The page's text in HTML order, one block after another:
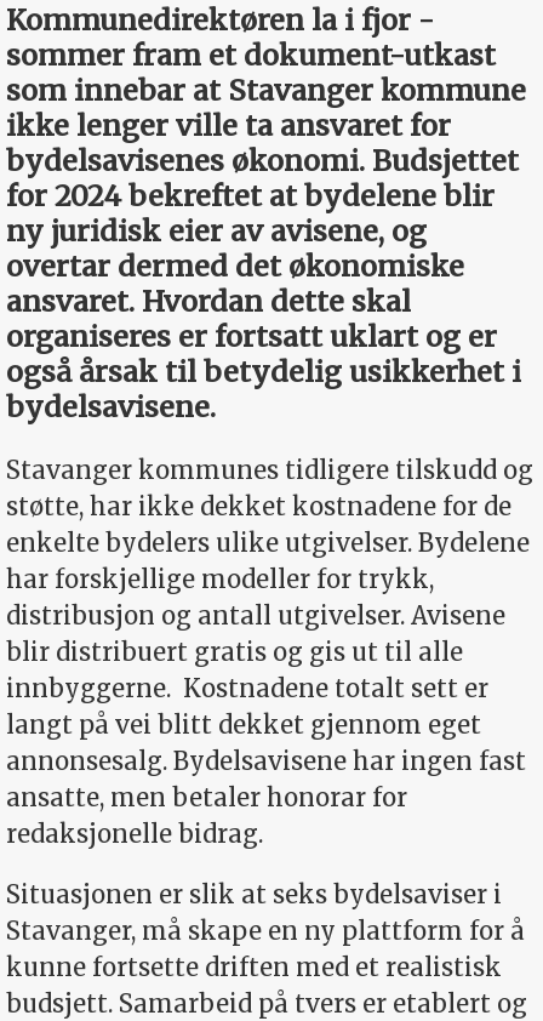
Kommunedirektøren la i fjor ­
sommer fram et dokument-­utkast
som innebar at ­Stavanger kommune
ikke lenger ville ta ansvaret for
bydelsavisenes ­økonomi. Budsjettet
for 2024 bekreftet at bydelene blir
ny ­juridisk eier av avisene, og
overtar dermed det økonomiske
ansvaret. Hvordan dette skal
organiseres er fortsatt uklart og er
også årsak til betydelig usikker­het i
bydels­avisene.
Stavanger kommunes tidligere tilskudd og
støtte, har ikke dekket kostnadene for de
enkelte bydelers ulike utgivelser. Bydelene
har forskjellige modeller for trykk,
distribusjon og antall utgivelser. Avisene
blir distribuert gratis og gis ut til alle
innbyggerne. Kostnadene totalt sett er
langt på vei blitt dekket gjennom eget
annonsesalg. Bydelsavisene har ingen fast
ansatte, men betaler honorar for
redaksjonelle bidrag.
Situasjonen er slik at seks bydelsaviser i
Stavanger, må skape en ny plattform for å
kunne fortsette driften med et realistisk
budsjett. Samarbeid på tvers er etablert og